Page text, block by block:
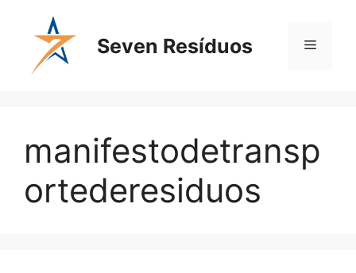
Seven Resíduos
manifestodetransp
ortederesiduos